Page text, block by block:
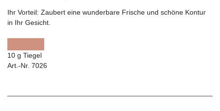
Ihr Vorteil: Zaubert eine wunderbare Frische und schöne Kontur
in Ihr Gesicht.
10 g Tiegel
Art.-Nr. 7026